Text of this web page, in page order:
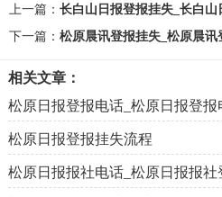
上一篇： 长白山日报登报挂失_长白
下一篇： 松原晨讯登报挂失_松原晨讯
相关文章：
松原日报登报电话_松原日报登报
松原日报登报挂失流程
松原日报报社电话_松原日报报社